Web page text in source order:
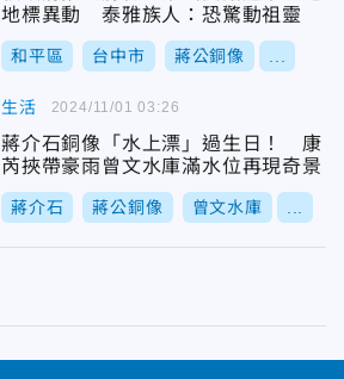
地標異動 泰雅族人：恐驚動祖靈
和平區 台中市 蔣公銅像
生活
蔣介石銅像「水上漂」過生日！ 康
芮挾帶豪雨曾文水庫滿水位再現奇景
蔣介石 蔣公銅像 曾文水庫
2024/11/01 03:26